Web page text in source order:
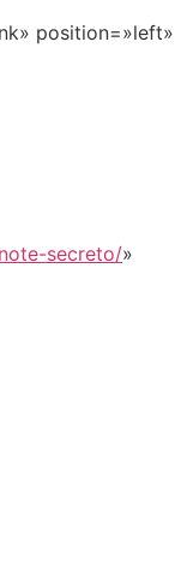
position=»left»
secreto/»